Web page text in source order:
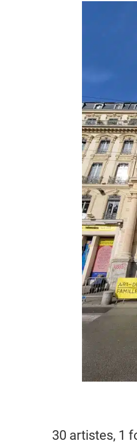
30 artistes, 1